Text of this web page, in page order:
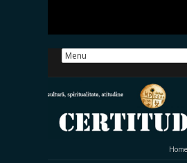
Home